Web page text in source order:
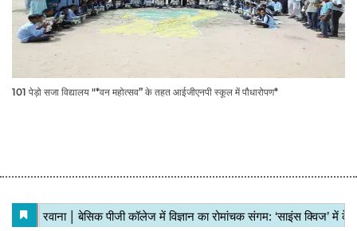
101 पेड़ो सजा विद्यालय "*वन महोत्सव” के तहत आईजीएनपी स्कूल में पौधारोपण*